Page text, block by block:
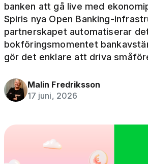
banken att gå live med
Spiris nya Open Banking-
partnerskapet automatiserar
bokföringsmomentet
gör det enklare att driva
Malin Fredriksson
17 juni, 2026